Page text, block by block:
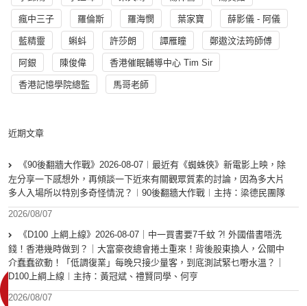
瘋中三子 羅倫斯 羅海憫 葉家寶 薛影儀 - 阿儀
藍精靈 蝌蚪 許莎朗 譚雁瞳 鄭遨汶法筠師傅
阿銀 陳俊偉 香港催眠輔導中心 Tim Sir
香港記憶學院總監 馬哥老師
近期文章
《90後翻牆大作戰》2026-08-07︱最近有《蜘蛛俠》新電影上映，除
左分享一下感想外，再傾談一下近來有關觀眾質素的討論，因為多大片
多人入場所以特別多奇怪情況？︱90後翻牆大作戰︱主持：梁德民團隊
2026/08/07
《D100 上綱上線》2026-08-07｜中一買書要7千蚊 ?! 外國借書唔洗
錢！香港幾時做到？｜大富豪夜總會捲土重來！背後股東換人，公關中
介蠢蠢欲動！「低調復業」每晚只接少量客，到底測試緊乜嘢水溫？｜
D100上綱上線︱主持：黃冠斌、禮賢同學、何亨
2026/08/07